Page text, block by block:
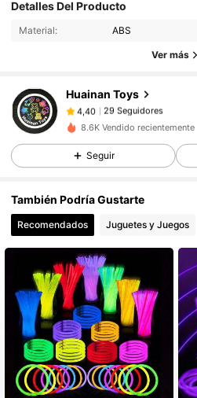
Detalles Del Producto
Material: ABS
Ver más
Huainan Toys
4,40
29 Seguidores
p***7seguidoHace 1 día
4,40
29 Seguidores
4,40 29 Seguidores
4,40 29 Seguidores
4,40 29 Seguidores
4,40 29 Seguidores
8.6K Vendido recientemente
Seguir
También Podría Gustarte
Recomendados Juguetes y Juegos